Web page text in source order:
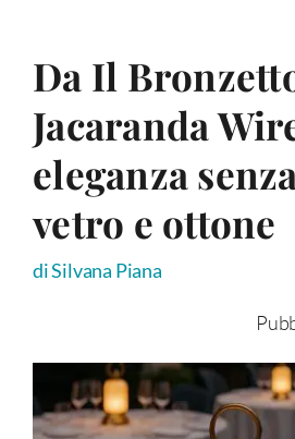
Da Il
Jacaranda
eleganza
vetro e ottone
di Silvana Piana